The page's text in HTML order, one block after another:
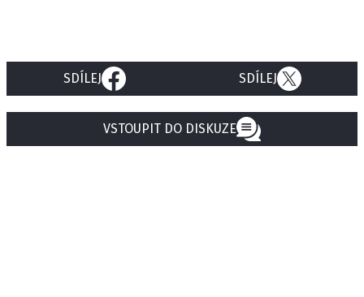
SDÍLEJ SDÍLEJ
VSTOUPIT DO DISKUZE